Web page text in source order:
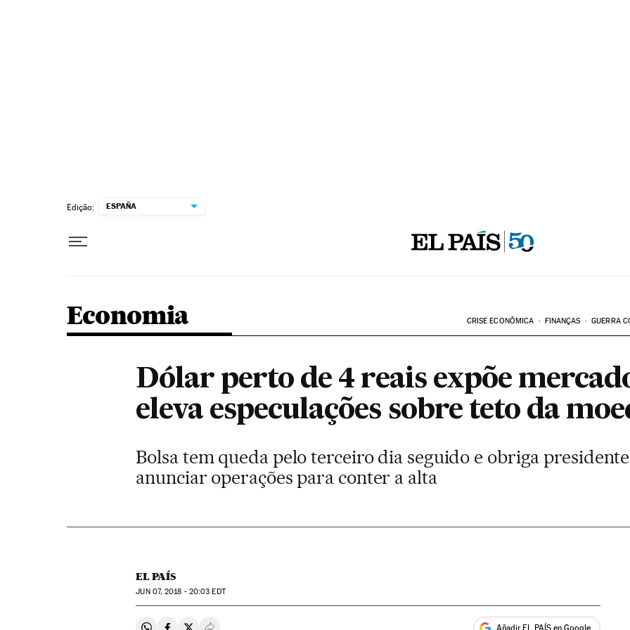
Edição: ESPAÑA
Economia CRISE ECONÔMICA FINANÇAS GUERRA
Dólar perto de 4 reais expõe
eleva especulações sobre teto da
Bolsa tem queda pelo terceiro dia seguido e obriga
anunciar operações para conter a alta
EL PAÍS
JUN07, 2018 - 20:03 EDT
Añadir EL PAÍS en Google